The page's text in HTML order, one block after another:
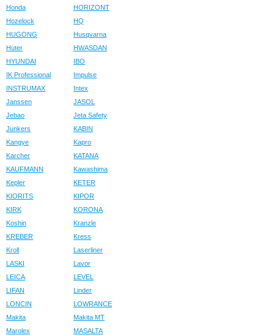
Honda
HORIZONT
Hozelock
HQ
HUGONG
Husqvarna
Huter
HWASDAN
HYUNDAI
IBO
IK Professional
Impulse
INSTRUMAX
Intex
Janssen
JASOL
Jebao
Jeta Safety
Junkers
KABIN
Kangye
Kapro
Karcher
KATANA
KAUFMANN
Kawashima
Kepler
KETER
KIORITS
KIPOR
KIRK
KORONA
Koshin
Kranzle
KREBER
Kress
Kroll
Laserliner
LASKI
Lavor
LEICA
LEVEL
LIFAN
Linder
LONCIN
LOWRANCE
Makita
Makita MT
Marolex
MASALTA